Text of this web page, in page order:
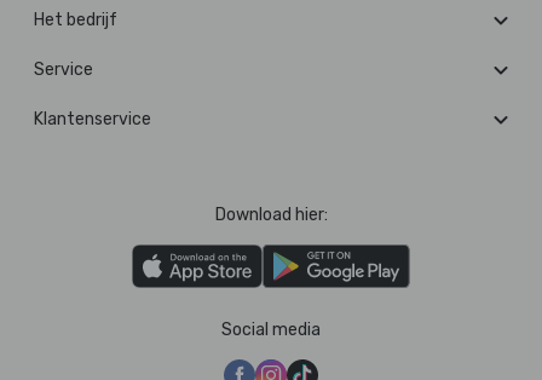
Het bedrijf
Service
Klantenservice
Download hier:
Social media